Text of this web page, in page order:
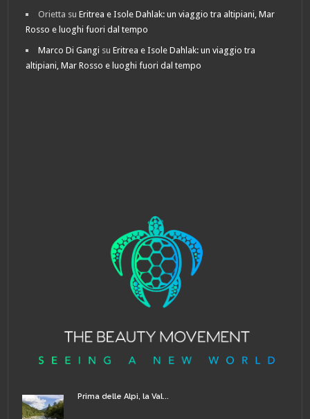
Orietta suEritrea e Isole Dahlak: un viaggio tra altipiani, Mar
Rosso e luoghi fuori dal tempo
Marco Di Gangi suEritrea e Isole Dahlak: un viaggio tra
altipiani, Mar Rosso e luoghi fuori dal tempo
Prima delle Alpi, la Val...